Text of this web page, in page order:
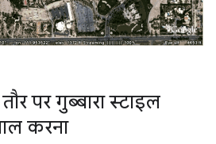
पर गुब्बारा स्टाइल
करना